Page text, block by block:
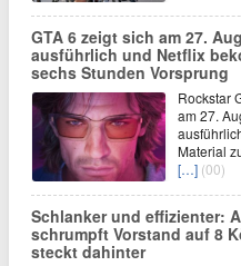
GTA 6 zeigt sich am 27.
ausführlich und Netflix
sechs Stunden Vorsprung
Rockstar
am 27.
Material
[…] (00)
Schlanker und effizienter:
schrumpft Vorstand auf 8
steckt dahinter